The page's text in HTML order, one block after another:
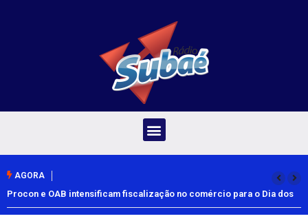
AGORA
Procon e OAB intensificam fiscalização no comércio para o Dia dos
Pais